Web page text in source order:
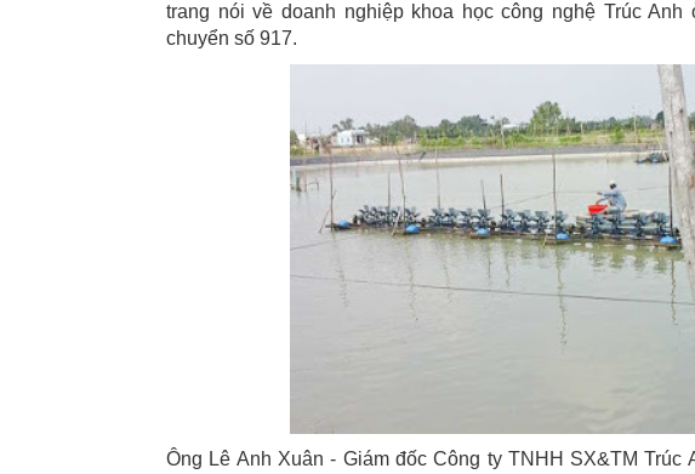
trang nói về doanh nghiệp khoa học công nghệ Trúc
chuyển số 917.
Ông Lê Anh Xuân - Giám đốc Công ty TNHH SX&TM